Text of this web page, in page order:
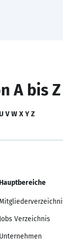
A bis Z
V W X Y Z
Hauptbereiche
Jobs Verzeichnis
Unternehmen